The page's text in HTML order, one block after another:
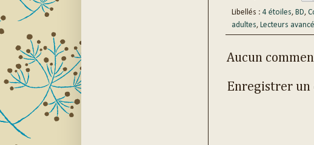
Libellés : 4 étoiles, BD,
adultes, Lecteurs
Aucun
Enregistrer un